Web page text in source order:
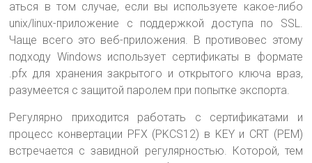
аться в том случае, если вы используете какое-либо
unix/linux-приложение с поддержкой доступа по SSL.
Чаще всего это веб-приложения. В противовес этому
подходу Windows использует сертификаты в формате
.pfx для хранения закрытого и открытого ключа враз,
разумеется с защитой паролем при попытке экспорта.
Регулярно приходится работать с сертификатами и
процесс конвертации PFX (PKCS12) в KEY и CRT (PEM)
встречается с завидной регулярностью. Которой, тем